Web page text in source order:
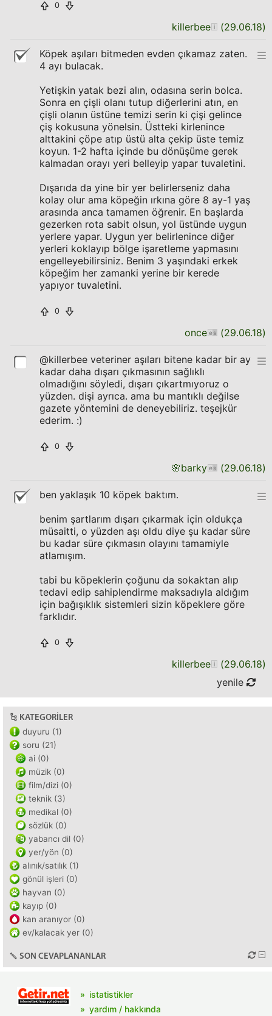
0
killerbee (29.06.18)
Köpek aşıları bitmeden evden çıkamaz zaten.
4 ayı bulacak.
Yetişkin yatak bezi alın, odasına serin bolca.
Sonra en çişli olanı tutup diğerlerini atın, en
çişli olanın üstüne temizi serin ki çişi gelince
çiş kokusuna yönelsin. Üstteki kirlenince
alttakini çöpe atıp üstü alta çekip üste temiz
koyun. 1-2 hafta içinde bu dönüşüme gerek
kalmadan orayı yeri belleyip yapar tuvaletini.
Dışarıda da yine bir yer belirlerseniz daha
kolay olur ama köpeğin ırkına göre 8 ay-1 yaş
arasında anca tamamen öğrenir. En başlarda
gezerken rota sabit olsun, yol üstünde uygun
yerlere yapar. Uygun yer belirlenince diğer
yerleri koklayıp bölge işaretleme yapmasını
engelleyebilirsiniz. Benim 3 yaşındaki erkek
köpeğim her zamanki yerine bir kerede
yapıyor tuvaletini.
0
once (29.06.18)
@killerbee veteriner aşıları bitene kadar bir ay
kadar daha dışarı çıkmasının sağlıklı
olmadığını söyledi, dışarı çıkartmıyoruz o
yüzden. dişi ayrıca. ama bu mantıklı değilse
gazete yöntemini de deneyebiliriz. teşejkür
ederim. :)
0
🌸barky (29.06.18)
ben yaklaşık 10 köpek baktım.
benim şartlarım dışarı çıkarmak için oldukça
müsaitti, o yüzden aşı oldu diye şu kadar süre
bu kadar süre çıkmasın olayını tamamiyle
atlamışım.
tabi bu köpeklerin çoğunu da sokaktan alıp
tedavi edip sahiplendirme maksadıyla aldığım
için bağışıklık sistemleri sizin köpeklere göre
farklıdır.
0
killerbee (29.06.18)
yenile
KATEGORILER
duyuru (1)
soru (21)
ai (0)
müzik (0)
film/dizi (0)
teknik (3)
medikal (0)
sözlük (0)
yabancı dil (0)
yer/yön (0)
alınık/satılık (1)
gönül işleri (0)
hayvan (0)
kayıp (0)
kan aranıyor (0)
ev/kalacak yer (0)
SON CEVAPLANANLAR
istatistikler
yardım / hakkında